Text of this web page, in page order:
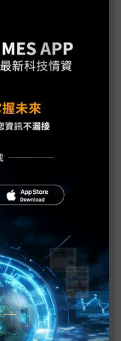
獎金未能撫平深層
扯 DRAM、NAND
半導體員工年終分紅
協議 總罷工暫緩執